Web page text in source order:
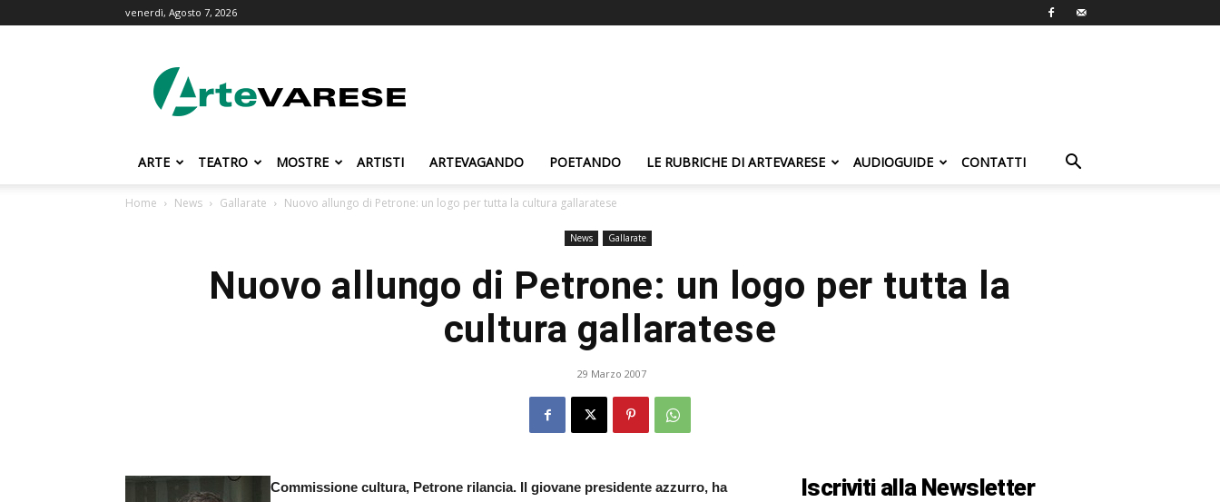
venerdì, Agosto 7, 2026
ARTE TEATRO MOSTRE ARTISTI ARTEVAGANDO POETANDO LE RUBRICHE DI ARTEVARESE AUDIOGUIDE CONTATTI
Home News Gallarate Nuovo allungo di Petrone: un logo per tutta la cultura gallaratese
News Gallarate
Nuovo allungo di Petrone: un logo per tutta la
cultura gallaratese
29 Marzo 2007
Commissione cultura, Petrone rilancia. Il giovane presidente azzurro, ha
Iscriviti alla Newsletter